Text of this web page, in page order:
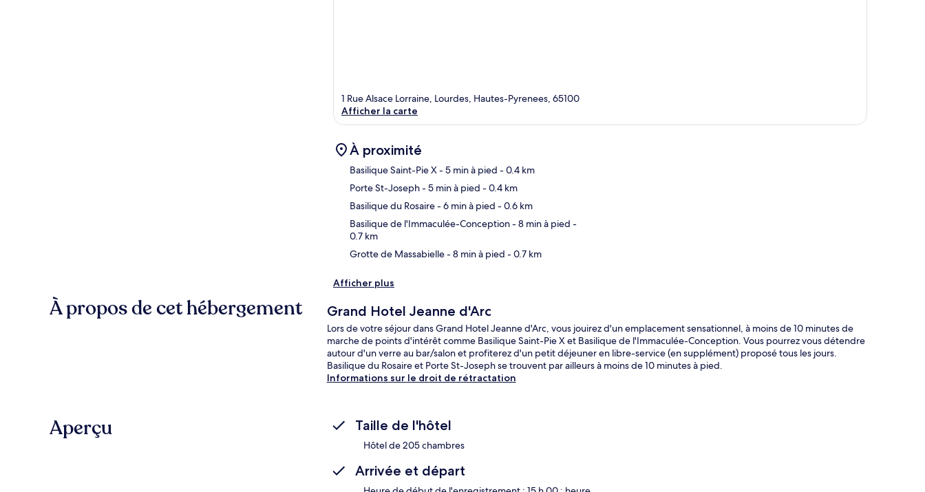
1 Rue Alsace Lorraine, Lourdes, Hautes-Pyrenees, 65100
Afficher la carte
À proximité
Basilique Saint-Pie X - 5 min à pied - 0.4 km
Porte St-Joseph- 5 min à pied - 0.4 km
Basilique du Rosaire- 6 min à pied - 0.6 km
Basilique de l'Immaculée-Conception- 8 min à pied -
0.7 km
Grotte de Massabielle- 8 min à pied - 0.7 km
Afficher plus
À propos de cet hébergement Grand Hotel Jeanne d'Arc
Lors de votre séjour dans Grand Hotel Jeanne d'Arc, vous jouirez d'un emplacement sensationnel, à moins de 10 minutes de
marche de points d'intérêt comme Basilique Saint-Pie X et Basilique de l'Immaculée-Conception. Vous pourrez vous détendre
autour d'un verre au bar/salon et profiterez d'un petit déjeuner en libre-service (en supplément) proposé tous les jours.
Basilique du Rosaire et Porte St-Joseph se trouvent par ailleurs à moins de 10 minutes à pied.
Informations sur le droit de rétractation
Aperçu Taille de l'hôtel
Hôtel de 205 chambres
Arrivée et départ